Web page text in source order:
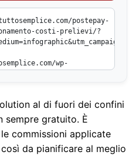
al di fuori dei confini
sempre gratuito. È
commissioni applicate
da pianificare al meglio